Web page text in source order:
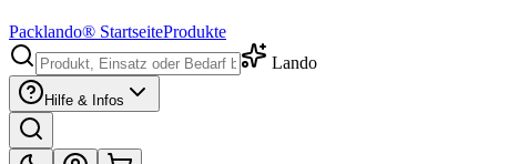
Packlando® StartseiteProdukte
Lando
Hilfe & Infos